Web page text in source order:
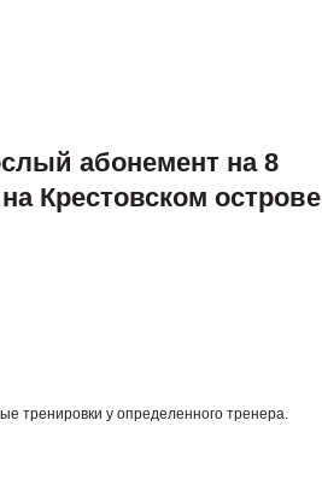
абонемент на 8
Крестовском острове
тренировки у определенного тренера.